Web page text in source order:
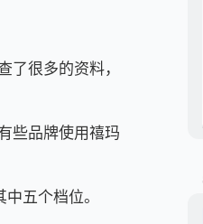
很多的资料，
些品牌使用禧玛
五个档位。